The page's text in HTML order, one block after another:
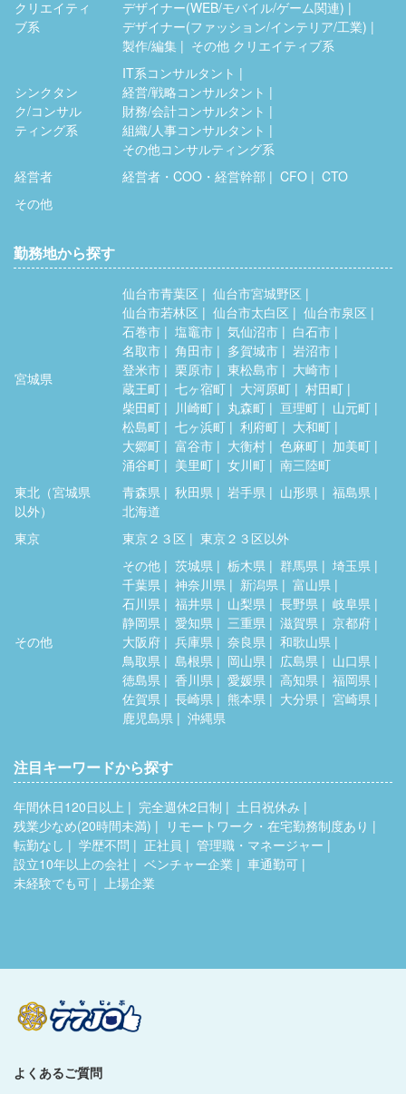
クリエイティ
ブ系
デザイナー(WEB/モバイル/ゲーム関連)
デザイナー(ファッション/インテリア/工業)
製作/編集
その他 クリエイティブ系
シンクタン
ク/コンサル
ティング系
IT系コンサルタント
経営/戦略コンサルタント
財務/会計コンサルタント
組織/人事コンサルタント
その他コンサルティング系
経営者
経営者・COO・経営幹部 CFO
CTO
その他
勤務地から探す
宮城県
仙台市青葉区
仙台市宮城野区
仙台市若林区
仙台市太白区
仙台市泉区
石巻市
塩竈市 気仙沼市
白石市
名取市
角田市 多賀城市
岩沼市
登米市
栗原市 東松島市
大崎市
蔵王町
七ヶ宿町 大河原町
村田町
柴田町
川崎町 丸森町 亘理町
山元町
松島町
七ヶ浜町 利府町
大和町
大郷町
富谷市 大衡村 色麻町
加美町
涌谷町
美里町 女川町
南三陸町
東北（宮城県
以外）
青森県 秋田県 岩手県 山形県
福島県
北海道
東京
東京２３区 東京２３区以外
その他
その他 茨城県 栃木県 群馬県
埼玉県
千葉県
神奈川県 新潟県
富山県
石川県
福井県 山梨県 長野県
岐阜県
静岡県
愛知県 三重県 滋賀県
京都府
大阪府
兵庫県 奈良県
和歌山県
鳥取県
島根県 岡山県 広島県
山口県
徳島県
香川県 愛媛県 高知県
福岡県
佐賀県
長崎県 熊本県 大分県
宮崎県
鹿児島県
沖縄県
注目キーワードから探す
年間休日120日以上 完全週休2日制
土日祝休み
残業少なめ(20時間未満)
リモートワーク・在宅勤務制度あり
転勤なし
学歴不問 正社員
管理職・マネージャー
設立10年以上の会社
ベンチャー企業
車通勤可
未経験でも可
上場企業
よくあるご質問